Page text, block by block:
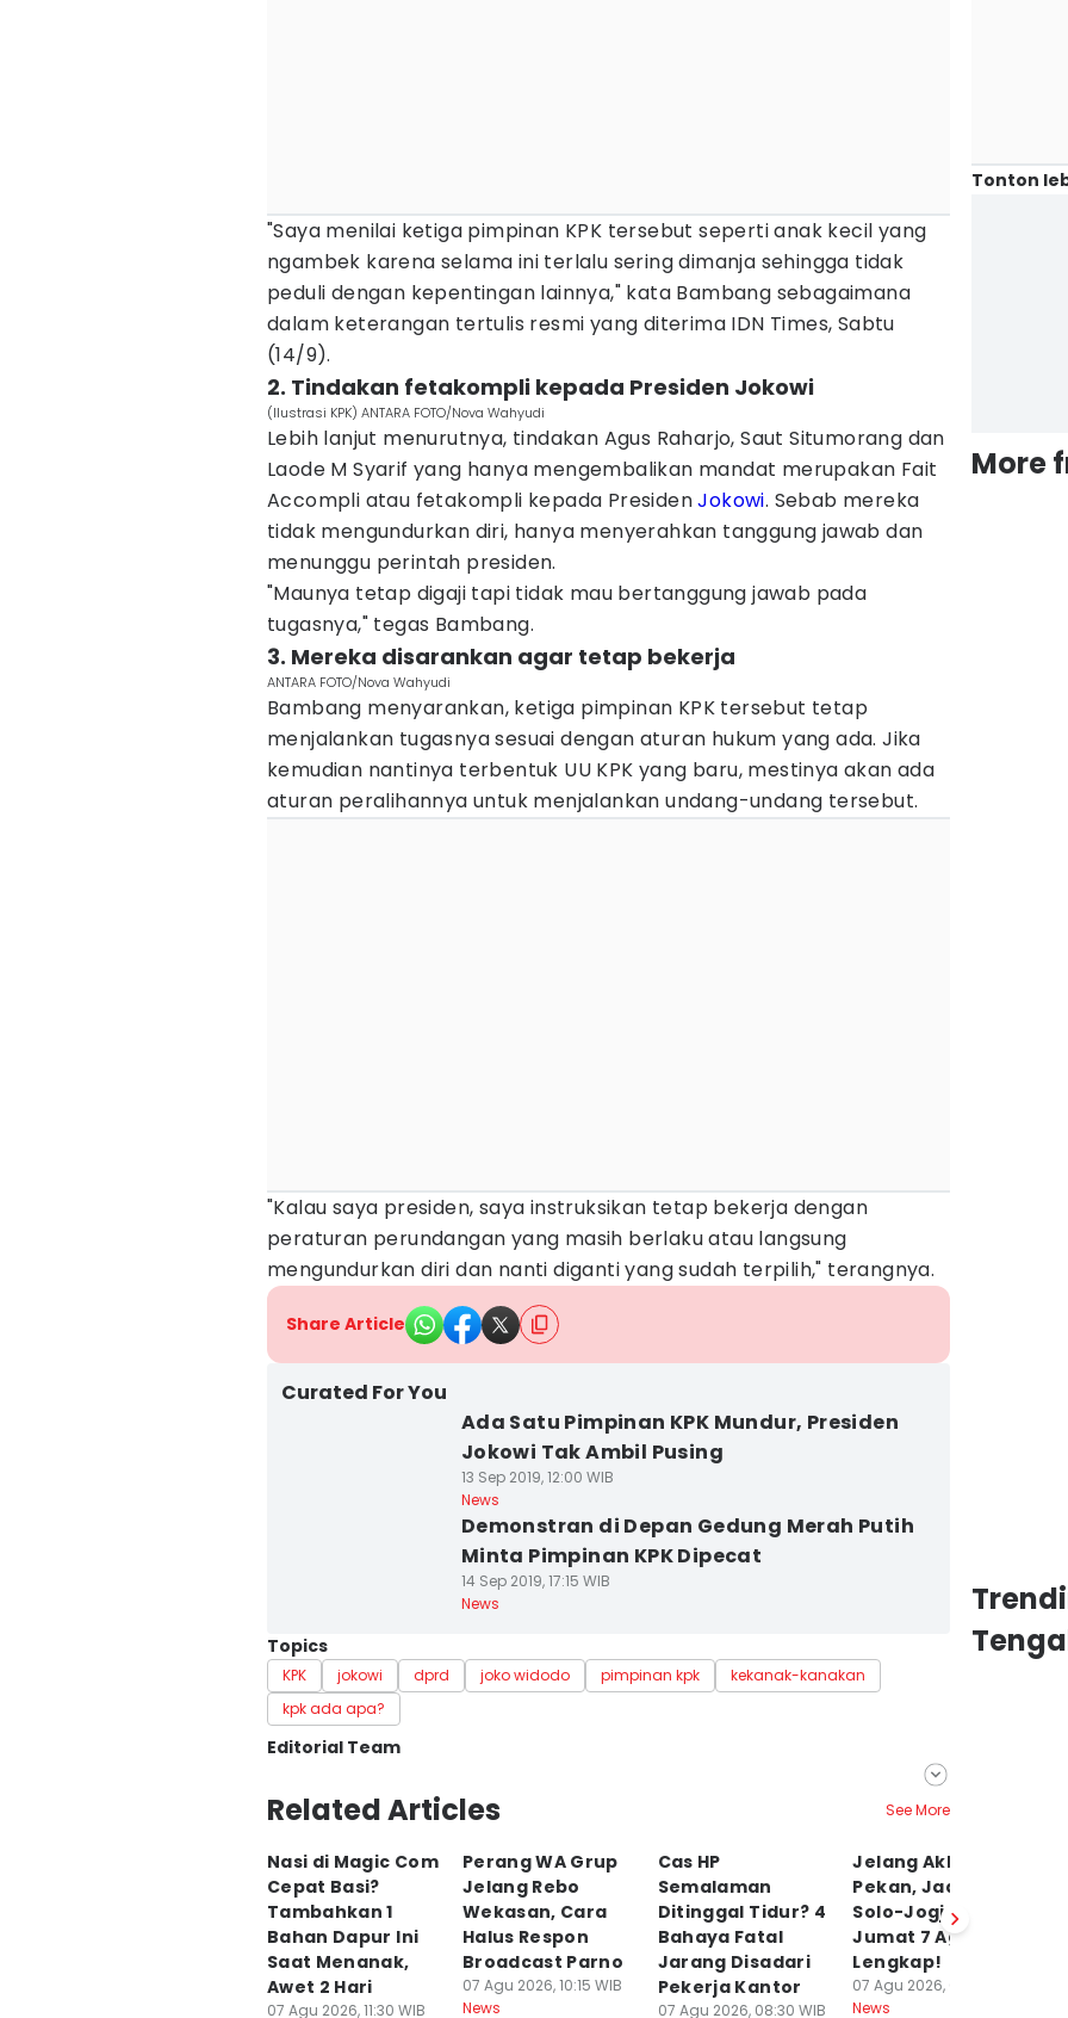
"Saya menilai ketiga pimpinan KPK tersebut seperti anak kecil yang
ngambek karena selama ini terlalu sering dimanja sehingga tidak
peduli dengan kepentingan lainnya," kata Bambang sebagaimana
dalam keterangan tertulis resmi yang diterima IDN Times, Sabtu
(14/9).
2. Tindakan fetakompli kepada Presiden Jokowi
(Ilustrasi KPK) ANTARA FOTO/Nova Wahyudi
Lebih lanjut menurutnya, tindakan Agus Raharjo, Saut Situmorang dan
Laode M Syarif yang hanya mengembalikan mandat merupakan Fait
Accompli atau fetakompli kepada PresidenJokowi. Sebab mereka
tidak mengundurkan diri, hanya menyerahkan tanggung jawab dan
menunggu perintah presiden.
"Maunya tetap digaji tapi tidak mau bertanggung jawab pada
tugasnya," tegas Bambang.
3. Mereka disarankan agar tetap bekerja
ANTARA FOTO/Nova Wahyudi
Bambang menyarankan, ketiga pimpinan KPK tersebut tetap
menjalankan tugasnya sesuai dengan aturan hukum yang ada. Jika
kemudian nantinya terbentuk UU KPK yang baru, mestinya akan ada
aturan peralihannya untuk menjalankan undang-undang tersebut.
"Kalau saya presiden, saya instruksikan tetap bekerja dengan
peraturan perundangan yang masih berlaku atau langsung
mengundurkan diri dan nanti diganti yang sudah terpilih," terangnya.
Share Article
Curated For You
Ada Satu Pimpinan KPK Mundur, Presiden
Jokowi Tak Ambil Pusing
13 Sep 2019, 12:00 WIB
News
Demonstran di Depan Gedung Merah Putih
Minta Pimpinan KPK Dipecat
14 Sep 2019, 17:15 WIB
News
Topics
KPK jokowi dprd joko widodo pimpinan kpk
kekanak-kanakan
kpk ada apa?
Editorial Team
Editor
Febriana Sintasari
Editor
Dhana Kencana
Related Articles See More
Nasi di Magic Com
Cepat Basi?
Tambahkan 1
Bahan Dapur Ini
Saat Menanak,
Awet 2 Hari
07 Agu 2026, 11:30 WIB
Perang WA Grup
Jelang Rebo
Wekasan, Cara
Halus Respon
Broadcast Parno
07 Agu 2026, 10:15 WIB
News
Cas HP
Semalaman
Ditinggal Tidur? 4
Bahaya Fatal
Jarang Disadari
Pekerja Kantor
07 Agu 2026, 08:30 WIB
Jelang Akhir
Pekan, Jadwal KRL
Solo-Jogja Hari Ini
Jumat 7 Agustus,
Lengkap!
07 Agu 2026, 07:39 WIB
News
Tonton
More